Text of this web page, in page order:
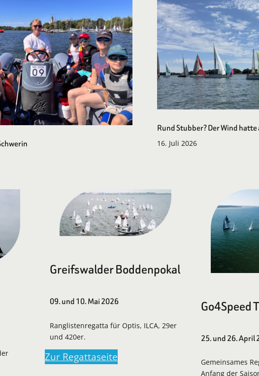
Rund Stubber? Der Wind
16. Juli 2026
Greifswalder Boddenpokal
09. und 10. Mai 2026
Ranglistenregatta für Optis, ILCA, 29er
und 420er.
Zur Regattaseite
Go4Speed
25. und 26. April
Gemeinsames
Anfang der